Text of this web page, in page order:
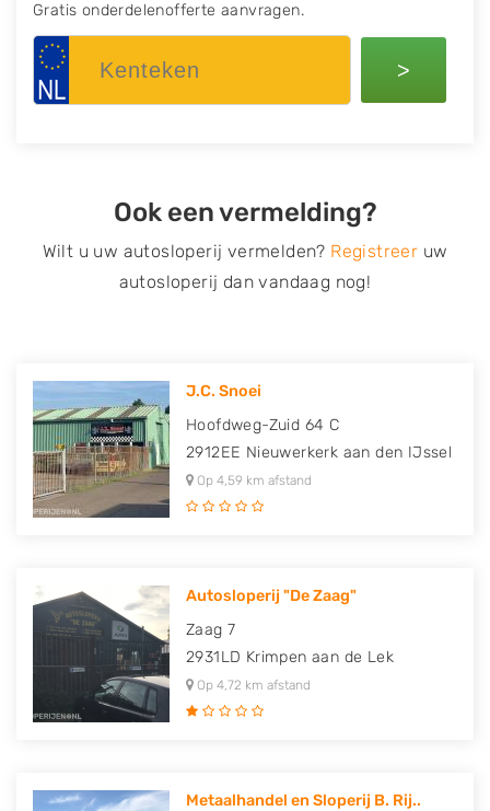
Gratis onderdelenofferte aanvragen.
>
Ook een vermelding?
Wilt u uw autosloperij vermelden? Registreer uw
autosloperij dan vandaag nog!
J.C. Snoei
Hoofdweg-Zuid 64 C
2912EE Nieuwerkerk aan den IJssel
Op 4,59 km afstand
Autosloperij "De Zaag"
Zaag 7
2931LD Krimpen aan de Lek
Op 4,72 km afstand
Metaalhandel en Sloperij B. Rij..